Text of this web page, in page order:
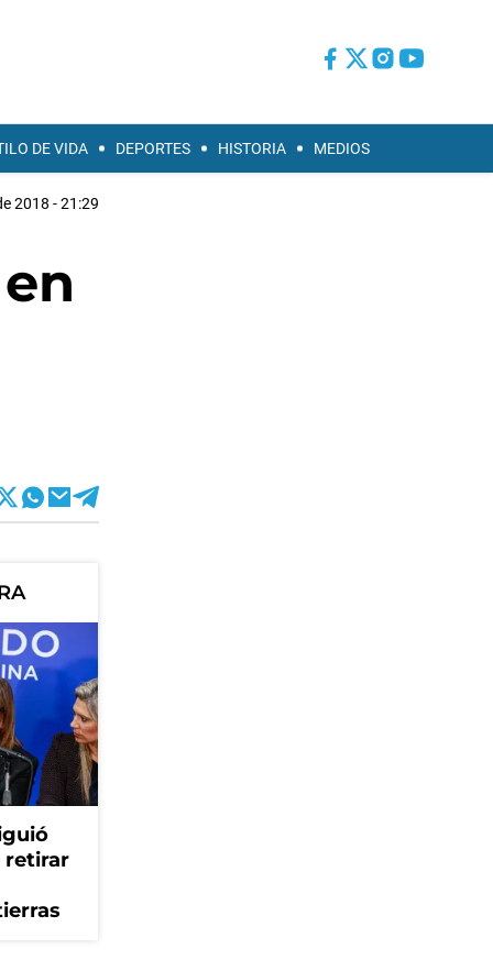
DE VIDA DEPORTES HISTORIA MEDIOS
2018 - 21:29
retirar